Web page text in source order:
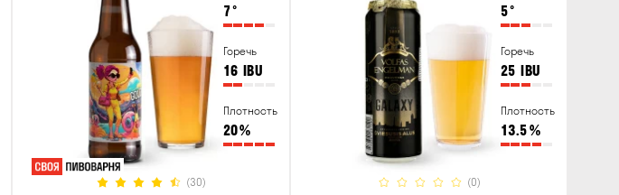
7°
Горечь
16 IBU
Плотность
20%
(30)
5°
Горечь
25 IBU
Плотность
13.5%
(0)